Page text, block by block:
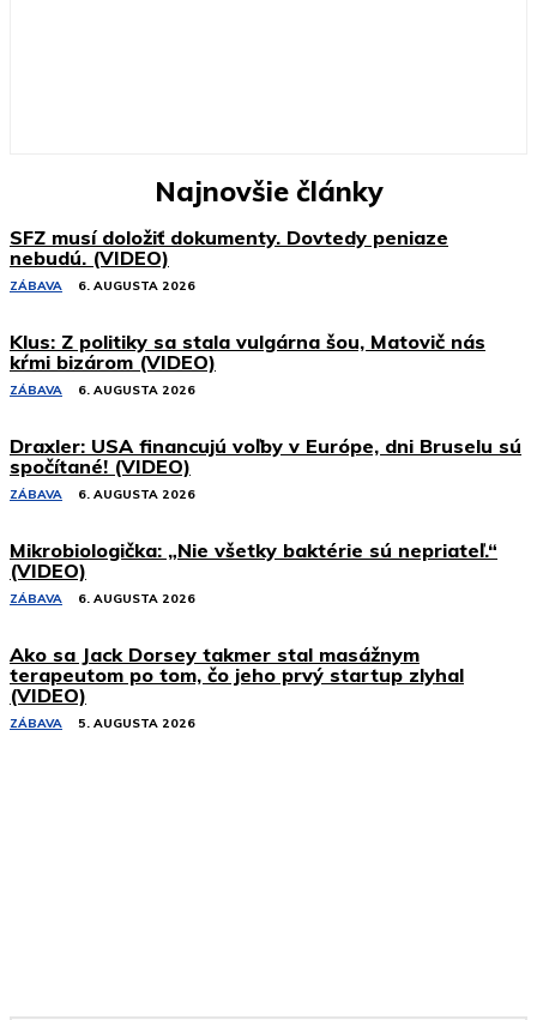
Najnovšie články
SFZ musí doložiť dokumenty. Dovtedy peniaze
nebudú. (VIDEO)
ZÁBAVA 6. AUGUSTA 2026
Klus: Z politiky sa stala vulgárna šou, Matovič nás
kŕmi bizárom (VIDEO)
ZÁBAVA 6. AUGUSTA 2026
Draxler: USA financujú voľby v Európe, dni Bruselu sú
spočítané! (VIDEO)
ZÁBAVA 6. AUGUSTA 2026
Mikrobiologička: „Nie všetky baktérie sú nepriateľ.“
(VIDEO)
ZÁBAVA 6. AUGUSTA 2026
Ako sa Jack Dorsey takmer stal masážnym
terapeutom po tom, čo jeho prvý startup zlyhal
(VIDEO)
ZÁBAVA 5. AUGUSTA 2026